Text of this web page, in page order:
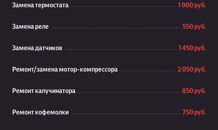
Замена термостата 1 000 руб.
Замена реле 550 руб.
Замена датчиков 1 450 руб.
Ремонт/замена мотор-компрессора 2 050 руб.
Ремонт капучинатора 850 руб.
Ремонт кофемолки 750 руб.